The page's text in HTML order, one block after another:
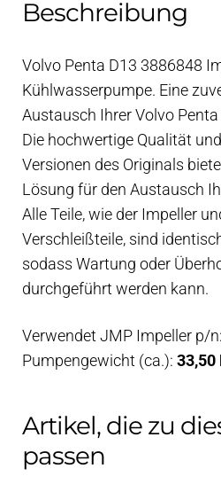
Beschreibung
Volvo Penta D13 3886848
Kühlwasserpumpe. Eine
Austausch Ihrer Volvo
Die hochwertige Qualität
Versionen des Originals
Lösung für den Austausch
Alle Teile, wie der Impeller
Verschleißteile, sind
sodass Wartung oder
durchgeführt werden kann.
Verwendet JMP Impeller p/n:
Pumpengewicht (ca.): 33,50
Artikel, die zu
passen